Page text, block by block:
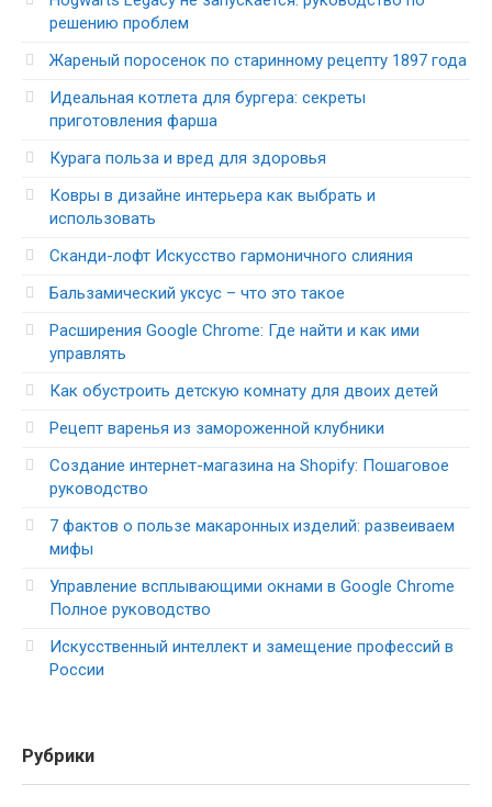
решению проблем
Жареный поросенок по старинному рецепту 1897 года
Идеальная котлета для бургера: секреты
приготовления фарша
Курага польза и вред для здоровья
Ковры в дизайне интерьера как выбрать и
использовать
Сканди-лофт Искусство гармоничного слияния
Бальзамический уксус – что это такое
Расширения Google Chrome: Где найти и как ими
управлять
Как обустроить детскую комнату для двоих детей
Рецепт варенья из замороженной клубники
Создание интернет-магазина на Shopify: Пошаговое
руководство
7 фактов о пользе макаронных изделий: развеиваем
мифы
Управление всплывающими окнами в Google Chrome
Полное руководство
Искусственный интеллект и замещение профессий в
России
Рубрики